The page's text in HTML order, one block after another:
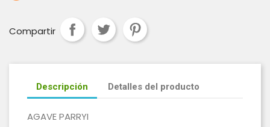
Compartir
Descripción Detalles del producto
AGAVE PARRYI